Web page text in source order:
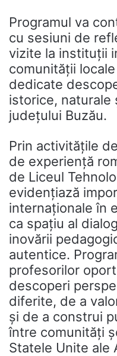
Programul va
cu sesiuni de
vizite la instituții
comunității
dedicate
istorice, naturale
județului Buzău.
Prin activitățile
de experiență
de Liceul
evidențiază
internaționale în
ca spațiu al
inovării
autentice.
profesorilor
descoperi
diferite, de a
și de a construi
între comunități
Statele Unite ale